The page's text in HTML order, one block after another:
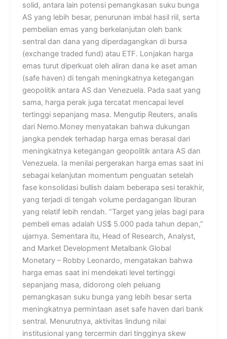
solid, antara lain potensi pemangkasan suku bunga
AS yang lebih besar, penurunan imbal hasil riil, serta
pembelian emas yang berkelanjutan oleh bank
sentral dan dana yang diperdagangkan di bursa
(exchange traded fund) atau ETF. Lonjakan harga
emas turut diperkuat oleh aliran dana ke aset aman
(safe haven) di tengah meningkatnya ketegangan
geopolitik antara AS dan Venezuela. Pada saat yang
sama, harga perak juga tercatat mencapai level
tertinggi sepanjang masa. Mengutip Reuters, analis
dari Nemo.Money menyatakan bahwa dukungan
jangka pendek terhadap harga emas berasal dari
meningkatnya ketegangan geopolitik antara AS dan
Venezuela. Ia menilai pergerakan harga emas saat ini
sebagai kelanjutan momentum penguatan setelah
fase konsolidasi bullish dalam beberapa sesi terakhir,
yang terjadi di tengah volume perdagangan liburan
yang relatif lebih rendah. “Target yang jelas bagi para
pembeli emas adalah US$ 5.000 pada tahun depan,”
ujarnya. Sementara itu, Head of Research, Analyst,
and Market Development Metalbank Global
Monetary – Robby Leonardo, mengatakan bahwa
harga emas saat ini mendekati level tertinggi
sepanjang masa, didorong oleh peluang
pemangkasan suku bunga yang lebih besar serta
meningkatnya permintaan aset safe haven dari bank
sentral. Menurutnya, aktivitas lindung nilai
institusional yang tercermin dari tingginya skew